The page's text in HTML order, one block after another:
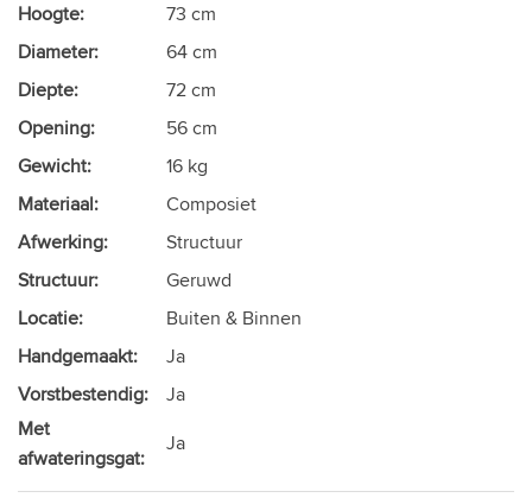
Hoogte:
73 cm
Diameter:
64 cm
Diepte:
72 cm
Opening:
56 cm
Gewicht:
16 kg
Materiaal:
Composiet
Afwerking:
Structuur
Structuur:
Geruwd
Locatie:
Buiten & Binnen
Handgemaakt:
Ja
Vorstbestendig:
Ja
Met
afwateringsgat:
Ja